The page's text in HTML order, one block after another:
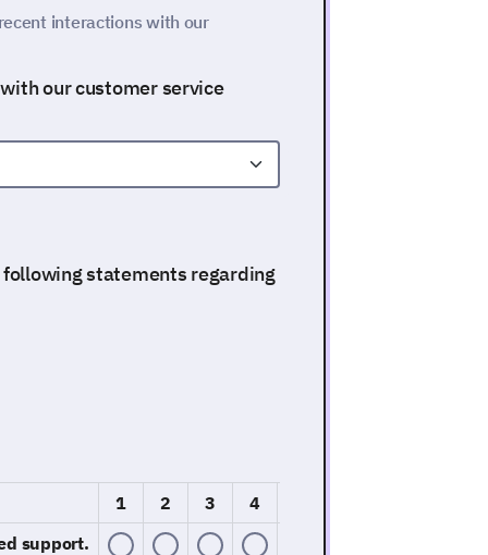
interactions with our
our customer service
statements regarding
1 2 3 4
support.